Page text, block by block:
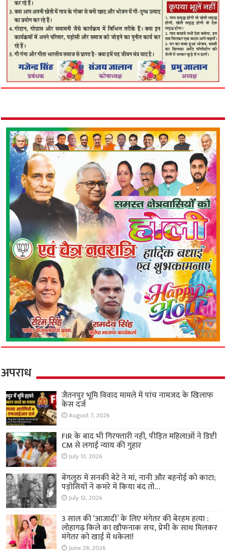
अपराध
जैतनपुर भूमि विवाद मामले में पांच नामजद के खिलाफ
केस दर्ज
August 7, 2026
FIR के बाद भी गिरफ्तारी नहीं, पीड़ित महिलाओं ने डिप्टी
CM से लगाई न्याय की गुहार
July 13, 2026
बेंगलुरु में सनकी बेटे ने मां, नानी और बहनोई को काटा;
पड़ोसियों ने कमरे में किया बंद तो…
July 12, 2026
3 साल की ‘आजादी’ के लिए मंगेतर की बेरहम हत्या :
लोहागढ़ किले का खौफनाक सच, प्रेमी के साथ मिलकर
मंगेतर को खाई में धकेला!
June 28, 2026